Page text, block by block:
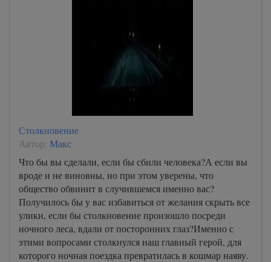
Столкновение
Автор: Макс
Что бы вы сделали, если бы сбили человека?А если вы
вроде и не виновны, но при этом уверены, что
общество обвинит в случившемся именно вас?
Получилось бы у вас избавиться от желания скрыть все
улики, если бы столкновение произошло посреди
ночного леса, вдали от посторонних глаз?Именно с
этими вопросами столкнулся наш главный герой, для
которого ночная поездка превратилась в кошмар наяву.